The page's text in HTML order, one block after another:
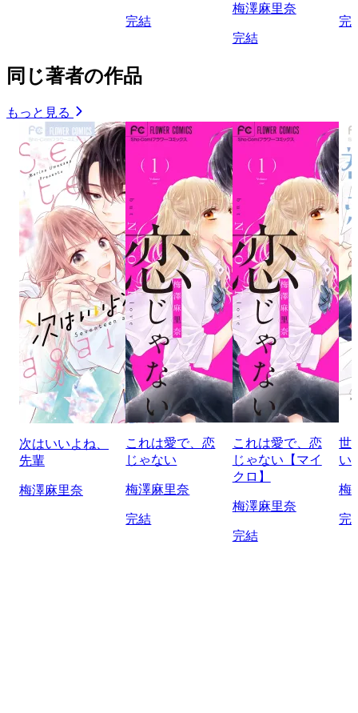
完結
梅澤麻里奈
完結
完
同じ著者の作品
もっと見る
次はいいよね、
先輩
梅澤麻里奈
これは愛で、恋
じゃない
梅澤麻里奈
完結
これは愛で、恋
じゃない【マイ
クロ】
梅澤麻里奈
完結
世
い
梅
完